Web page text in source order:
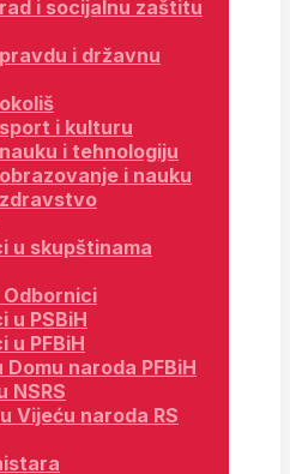
i socijalnu zaštitu
i državnu
i kulturu
i tehnologiju
i nauku
u skupštinama
u PSBiH
u PFBiH
naroda PFBiH
NSRS
Vijeću naroda RS